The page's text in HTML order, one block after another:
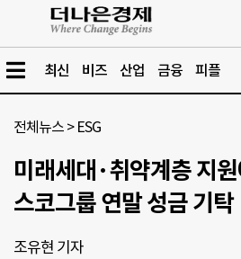
최신 비즈 산업 금융 피플
전체뉴스 > ESG
미래세대·취약계층 지
스코그룹 연말 성금 기탁
조유현 기자